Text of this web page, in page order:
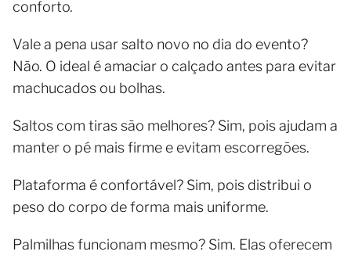
conforto.
Vale a pena usar salto novo no dia do evento?
Não. O ideal é amaciar o calçado antes para evitar
machucados ou bolhas.
Saltos com tiras são melhores? Sim, pois ajudam a
manter o pé mais firme e evitam escorregões.
Plataforma é confortável? Sim, pois distribui o
peso do corpo de forma mais uniforme.
Palmilhas funcionam mesmo? Sim. Elas oferecem